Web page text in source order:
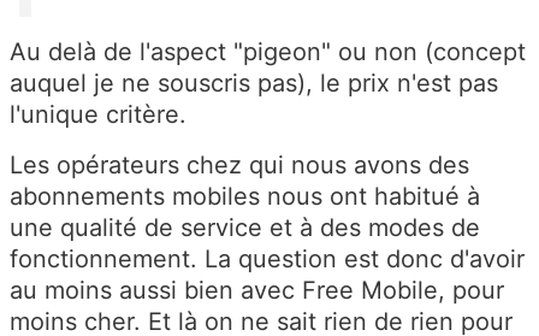
Au delà de l'aspect "pigeon" ou non (concept
auquel je ne souscris pas), le prix n'est pas
l'unique critère.
Les opérateurs chez qui nous avons des
abonnements mobiles nous ont habitué à
une qualité de service et à des modes de
fonctionnement. La question est donc d'avoir
au moins aussi bien avec Free Mobile, pour
moins cher. Et là on ne sait rien de rien pour